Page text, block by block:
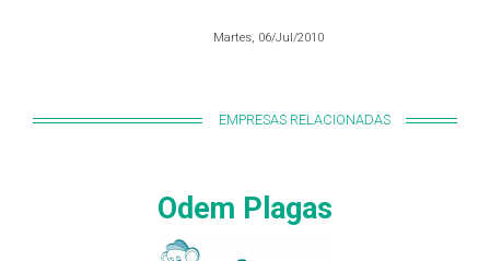
Martes, 06/Jul/2010
EMPRESAS RELACIONADAS
Odem Plagas